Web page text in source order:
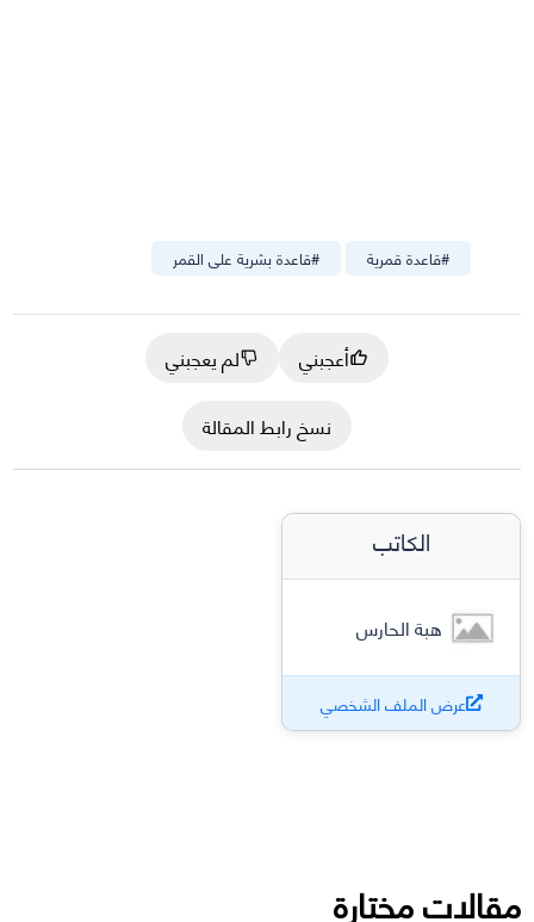
#قاعدة بشرية على القمر #قاعدة قمرية
أعجبني
لم يعجبني
نسخ رابط المقالة
الكاتب
هبة الحارس
عرض الملف الشخصي
مقالات مختارة